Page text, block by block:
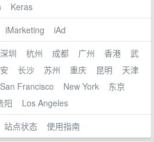
Keras
iMarketing iAd
深圳 杭州 成都 广州 香港
武
长沙 苏州 重庆 昆明
天津
San Francisco New York
东京
阳
Los Angeles
站点状态 使用指南